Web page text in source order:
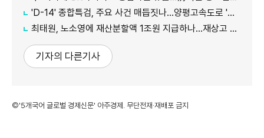
'D-14' 종합특검, 주요 사건 매듭짓나…양평고속도로 '윗선' 규명 등 남아
최태원, 노소영에 재산분할액 1조원 지급하나…재상고 17일까지
기자의 다른기사
©'5개국어 글로벌 경제신문' 아주경제. 무단전재·재배포 금지